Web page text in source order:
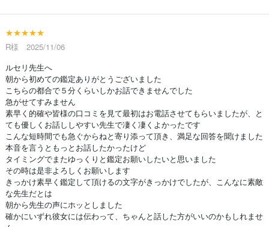
★★★★★
R様 2025/11/06
ルセリ先生へ
朝から初めての鑑定ありがとうございました
こちらの都合で５分くらいしかお話できませんでした
急がせてすみません
素早く的確や皆様の口コミを見て最初はお電話させてもらいましたが、と
ても優しくお話ししやすい先生で凄く凄くよかったです
こんな短時間でも急ぐからねと寄り添って頂き、満足な回答を聞けました
本音を言うともっとお話したかったけど
タイミングでまたゆっくりと鑑定お願いしたいと思いました
その時は是非よろしくお願いします
きっかけ素早く鑑定して頂けるの文字がきっかけでしたが、こんなに素敵
な先生だとは
朝から先生の声にホッとしました
確かにいずれ彼女には伝わって、ちゃんと話した方がいいのかもしれませ